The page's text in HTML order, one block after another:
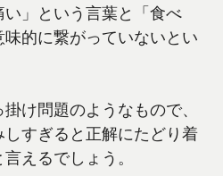
」という言葉と「食べ
的に繋がっていないとい
け問題のようなもので、
すぎると正解にたどり着
えるでしょう。